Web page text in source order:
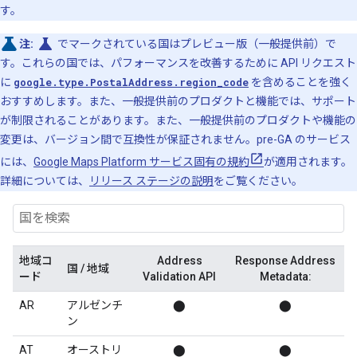
す。
注: science でマークされている国はプレビュー版（一般提供前）で
す。これらの国では、パフォーマンスを改善するために API リクエスト
に google.type.PostalAddress.region_code を含めることを強く
おすすめします。また、一般提供前のプロダクトと機能では、サポート
が制限されることがあります。また、一般提供前のプロダクトや機能の
変更は、バージョン間で互換性が保証されません。pre-GA のサービス
には、 Google Maps Platform サービス固有の規約
が適用されます。
詳細については、
リリース ステージの説明をご覧ください。
地域コ
ード
国 / 地域
Address
Validation API
Response Address
Metadata:
AR
アルゼンチ
ン
⬤ ⬤
AT
オーストリ
⬤ ⬤